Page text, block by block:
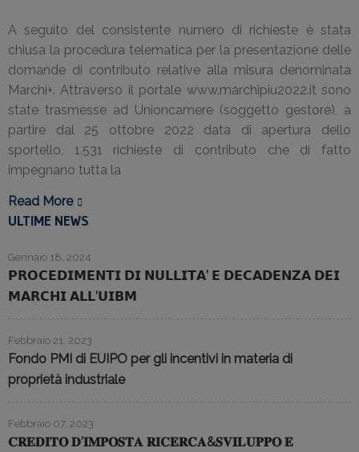
A seguito del consistente numero di richieste è stata
chiusa la procedura telematica per la presentazione delle
domande di contributo relative alla misura denominata
Marchi+. Attraverso il portale www.marchipiu2022.it sono
state trasmesse ad Unioncamere (soggetto gestore), a
partire dal 25 ottobre 2022 data di apertura dello
sportello, 1.531 richieste di contributo che di fatto
impegnano tutta la
Read More
ULTIME NEWS
Gennaio 18, 2024
𝗣𝗥𝗢𝗖𝗘𝗗𝗜𝗠𝗘𝗡𝗧𝗜 𝗗𝗜 𝗡𝗨𝗟𝗟𝗜𝗧𝗔’ 𝗘 𝗗𝗘𝗖𝗔𝗗𝗘𝗡𝗭𝗔 𝗗𝗘𝗜
𝗠𝗔𝗥𝗖𝗛𝗜 𝗔𝗟𝗟’𝗨𝗜𝗕𝗠
Febbraio 21, 2023
Fondo PMI di EUIPO per gli incentivi in materia di
proprietà industriale
Febbraio 07, 2023
𝐂𝐑𝐄𝐃𝐈𝐓𝐎 𝐃’𝐈𝐌𝐏𝐎𝐒𝐓𝐀 𝐑𝐈𝐂𝐄𝐑𝐂𝐀&𝐒𝐕𝐈𝐋𝐔𝐏𝐏𝐎 𝐄